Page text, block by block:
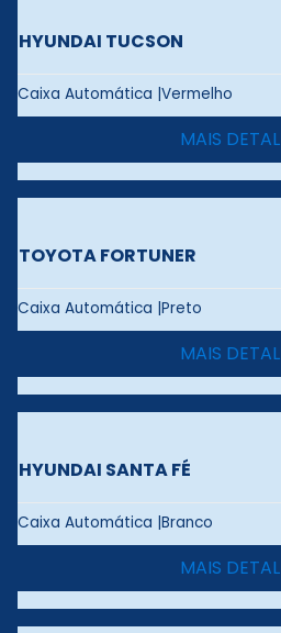
HYUNDAI TUCSON
Caixa Automática |Vermelho
MAIS
TOYOTA FORTUNER
Caixa Automática |Preto
MAIS
HYUNDAI SANTA FÉ
Caixa Automática |Branco
MAIS